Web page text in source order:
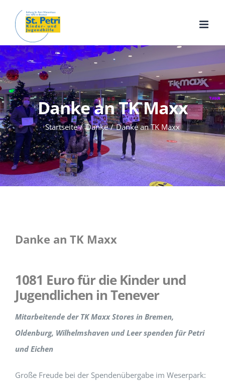
Inhalt
springen
Danke an TK Maxx
Startseite Danke Danke an TK Maxx
Danke an TK Maxx
1081 Euro für die Kinder und
Jugendlichen in Tenever
Mitarbeitende der TK Maxx Stores in Bremen,
Oldenburg, Wilhelmshaven und Leer spenden für Petri
und Eichen
Große Freude bei der Spendenübergabe im Weserpark: